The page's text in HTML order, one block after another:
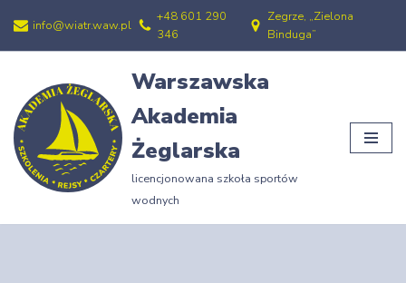
Przejdź
treści
info@wiatr.waw.pl
+48 601 290
346
Zegrze, „Zielona
Binduga”
Warszawska
Akademia
Żeglarska
licencjonowana szkoła sportów
wodnych